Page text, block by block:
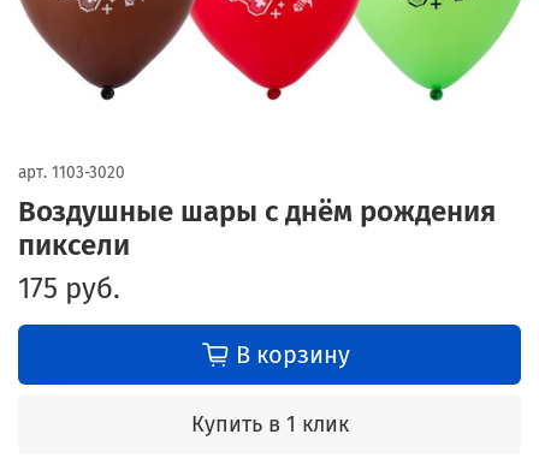
арт. 1103-3020
Воздушные шары с днём рождения
пиксели
175 руб.
В корзину
Купить в 1 клик